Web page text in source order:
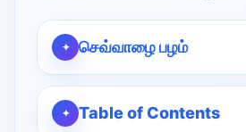
செவ்வாழை பழம்
Table of Contents